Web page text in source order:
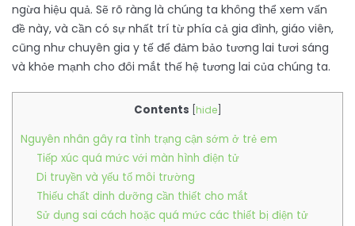
ngừa hiệu quả. Sẽ rõ ràng là chúng ta không thể xem vấn
đề này, và cần có sự nhất trí từ phía cả gia đình, giáo viên,
cũng như chuyên gia y tế để đảm bảo tương lai tươi sáng
và khỏe mạnh cho đôi mắt thế hệ tương lai của chúng ta.
Contents hide]
Nguyên nhân gây ra tình trạng cận sớm ở trẻ em
Tiếp xúc quá mức với màn hình điện tử
Di truyền và yếu tố môi trường
Thiếu chất dinh dưỡng cần thiết cho mắt
Sử dụng sai cách hoặc quá mức các thiết bị điện tử